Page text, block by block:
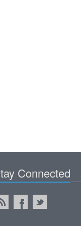
Connected